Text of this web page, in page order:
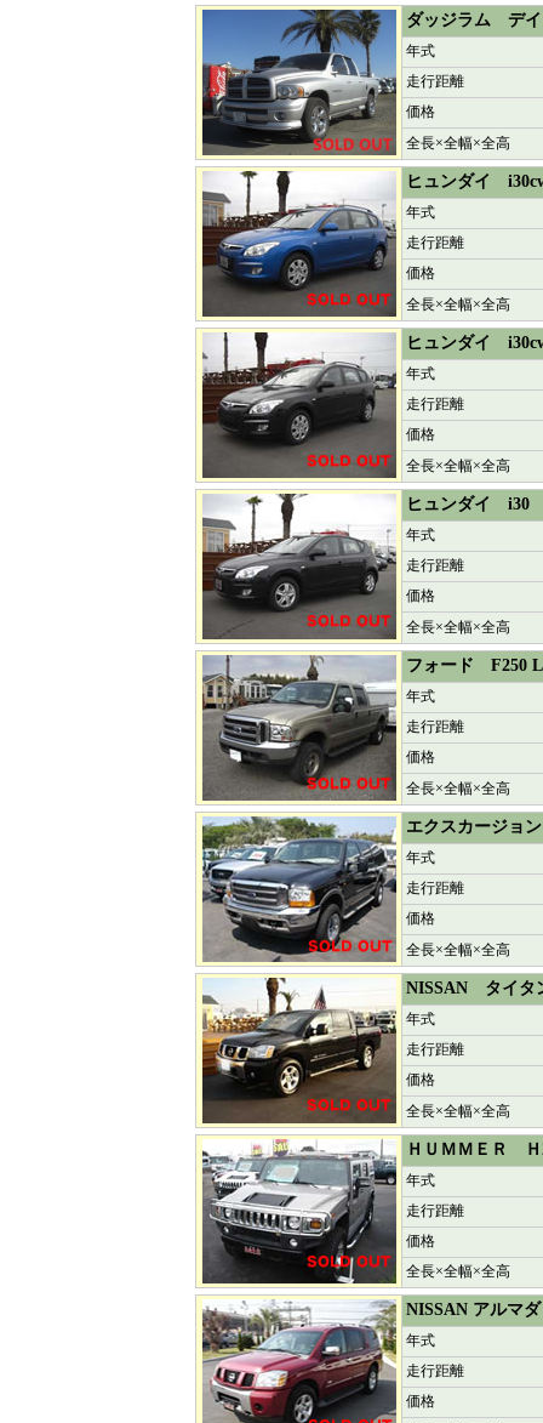
ダッジラム デイ
年式
走行距離
価格
全長×全幅×全高
ヒュンダイ
年式
走行距離
価格
全長×全幅×全高
ヒュンダイ
年式
走行距離
価格
全長×全幅×全高
ヒュンダイ i30
年式
走行距離
価格
全長×全幅×全高
フォード F250
年式
走行距離
価格
全長×全幅×全高
エクスカージョン
年式
走行距離
価格
全長×全幅×全高
NISSAN タイタ
年式
走行距離
価格
全長×全幅×全高
ＨＵＭＭＥＲ
年式
走行距離
価格
全長×全幅×全高
NISSAN アル
年式
走行距離
価格